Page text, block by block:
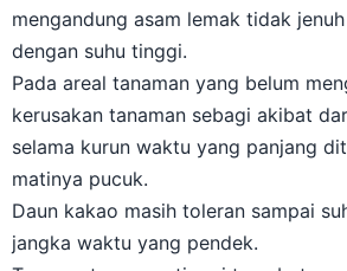
mengandung asam lemak tidak
dengan suhu tinggi.
Pada areal tanaman yang belum
kerusakan tanaman sebagi akibat
selama kurun waktu yang panjang
matinya pucuk.
Daun kakao masih toleran sampai
jangka waktu yang pendek.